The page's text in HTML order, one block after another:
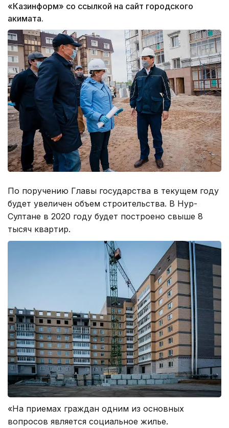
«Казинформ» со ссылкой на сайт городского
акимата.
По поручению Главы государства в текущем году
будет увеличен объем строительства. В Нур-
Султане в 2020 году будет построено свыше 8
тысяч квартир.
«На приемах граждан одним из основных
вопросов является социальное жилье.